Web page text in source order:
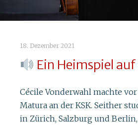
18. Dezember 2021
Ein Heimspiel
Cécile Vonderwahl machte
Matura an der KSK. Seither
in Zürich, Salzburg und